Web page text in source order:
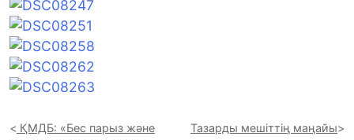
ҚМДБ: «Бес парыз және
Тазарды мешіттің маңайы